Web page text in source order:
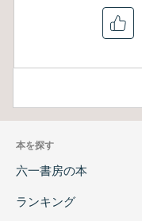
本を探す
六一書房の本
ランキング